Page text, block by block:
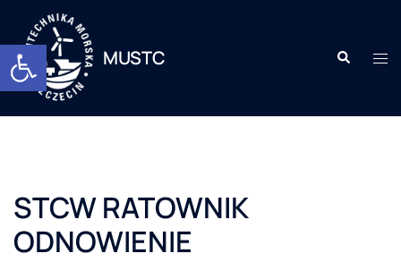
Otwórz pasek narzędzi
MUSTC
STCW RATOWNIK
ODNOWIENIE